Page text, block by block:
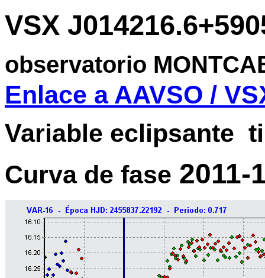
VSX
observatorio
Enlace a AAVSO /
Variable eclipsante
Curva de fase 2011-